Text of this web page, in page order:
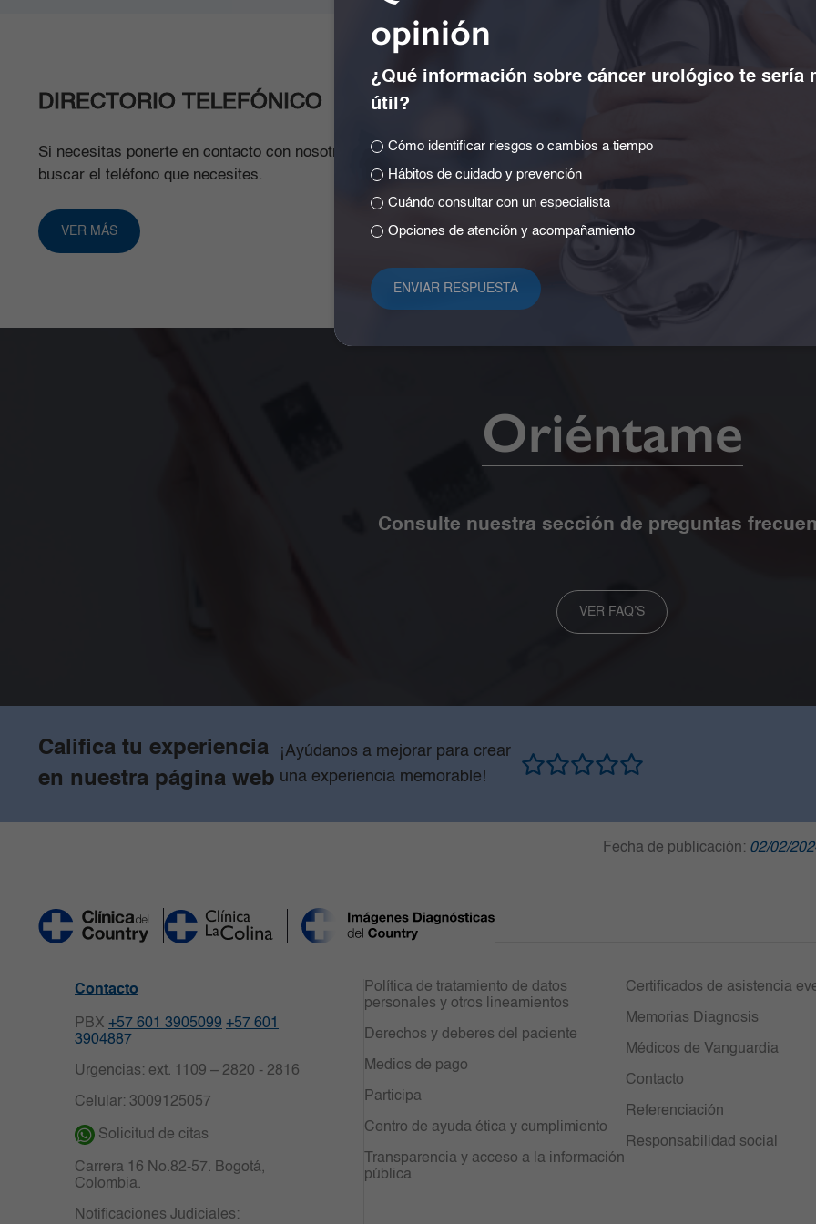
DIRECTORIO TELEFÓNICO
Si necesitas ponerte en contacto con nosotros, aquí podrás
buscar el teléfono que necesites.
VER MÁS
Oriéntame
Consulte nuestra sección de preguntas
VER FAQ’S
Califica tu experiencia
en nuestra página web
¡Ayúdanos a mejorar para crear
una experiencia memorable!
Fecha de publicación: 02/02/
opinión
¿Qué información sobre cáncer urológico te sería
útil?
Cómo identificar riesgos o cambios a tiempo
Hábitos de cuidado y prevención
Cuándo consultar con un especialista
Opciones de atención y acompañamiento
Contacto
PBX +57 601 3905099 +57 601
3904887
Urgencias: ext. 1109 – 2820 - 2816
Celular: 3009125057
Solicitud de citas
Carrera 16 No.82-57. Bogotá,
Colombia.
Notificaciones Judiciales:
Política de tratamiento de datos
personales y otros lineamientos
Derechos y deberes del paciente
Medios de pago
Participa
Centro de ayuda ética y cumplimiento
Transparencia y acceso a la información
pública
Certificados de asistencia
Memorias Diagnosis
Médicos de Vanguardia
Contacto
Referenciación
Responsabilidad social